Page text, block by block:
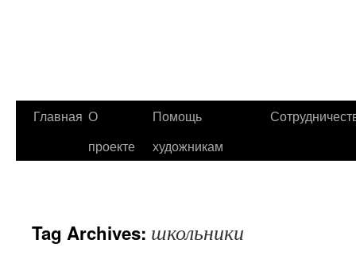
Главная О
проекте
Помощь
художникам
Tag Archives: школьники